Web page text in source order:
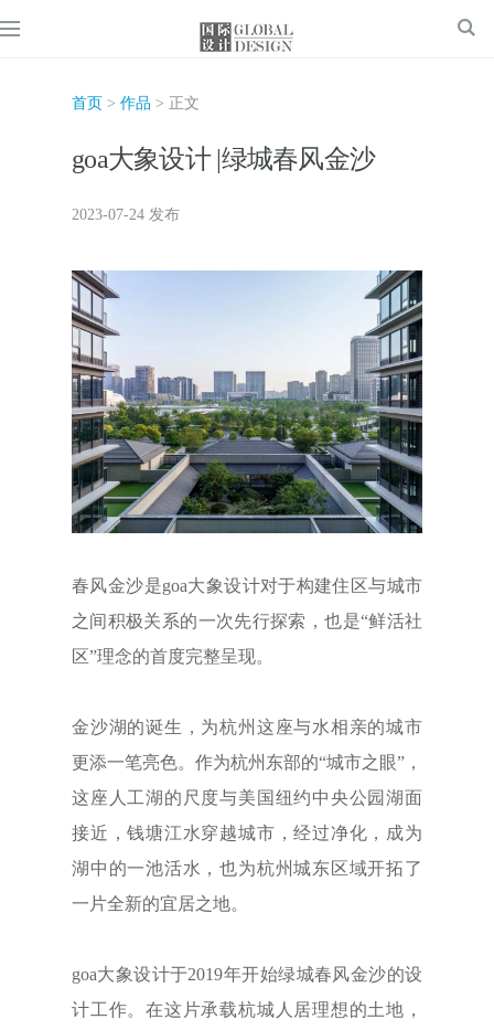
首页 > 作品 > 正文
goa大象设计 |绿城春风金沙
2023-07-24 发布
春风金沙是goa大象设计对于构建住区与城市
之间积极关系的一次先行探索，也是“鲜活社
区”理念的首度完整呈现。
金沙湖的诞生，为杭州这座与水相亲的城市
更添一笔亮色。作为杭州东部的“城市之眼”，
这座人工湖的尺度与美国纽约中央公园湖面
接近，钱塘江水穿越城市，经过净化，成为
湖中的一池活水，也为杭州城东区域开拓了
一片全新的宜居之地。
goa大象设计于2019年开始绿城春风金沙的设
计工作。在这片承载杭城人居理想的土地，